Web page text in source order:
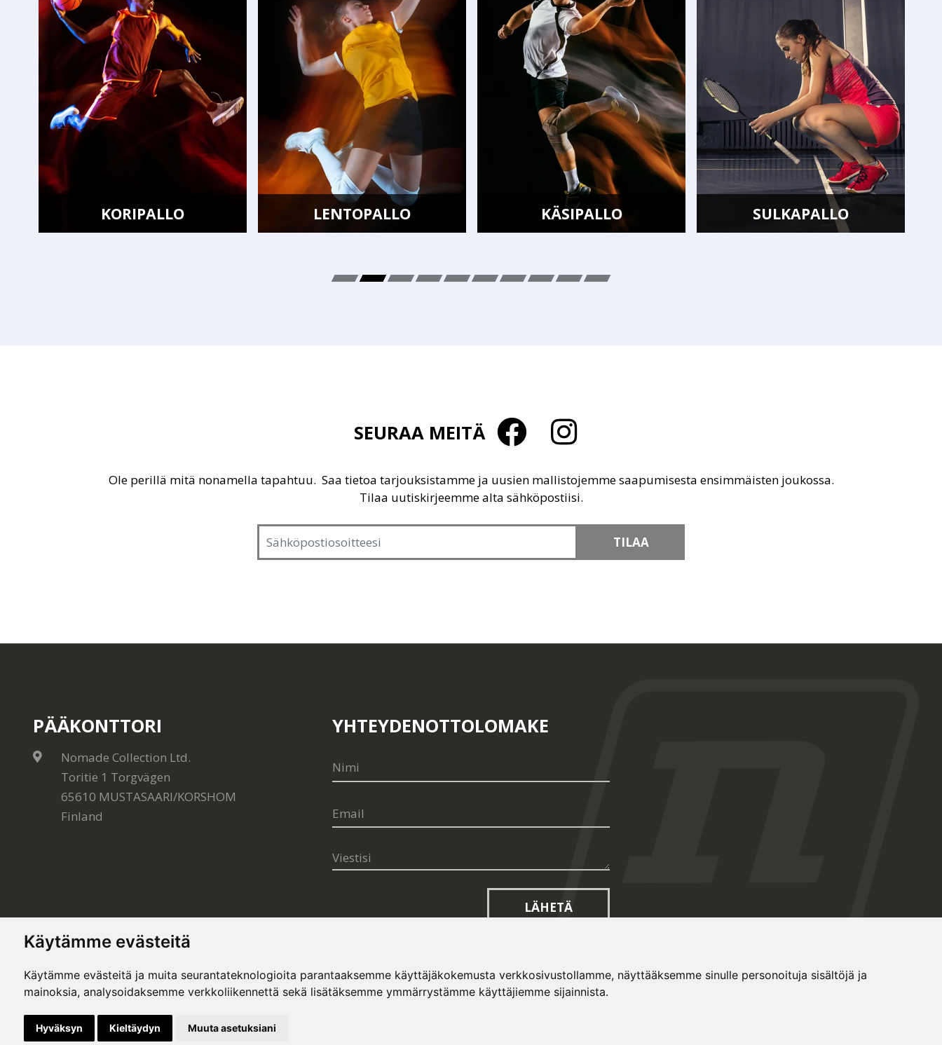
Käytämme evästeitä
Käytämme evästeitä ja muita seurantateknologioita parantaaksemme käyttäjäkokemusta verkkosivustollamme, näyttääksemme sinulle personoituja sisältöjä ja
mainoksia, analysoidaksemme verkkoliikennettä sekä lisätäksemme ymmärrystämme käyttäjiemme sijainnista.
Hyväksyn Kieltäydyn Muuta asetuksiani
KORIPALLO LENTOPALLO KÄSIPALLO SULKAPALLO
SEURAA MEITÄ
Ole perillä mitä nonamella tapahtuu. Saa tietoa tarjouksistamme ja uusien mallistojemme saapumisesta ensimmäisten joukossa.
Tilaa uutiskirjeemme alta sähköpostiisi.
TILAA
PÄÄKONTTORI
Nomade Collection Ltd.
Toritie 1 Torgvägen
65610 MUSTASAARI/KORSHOM
Finland
YHTEYDENOTTOLOMAKE
LÄHETÄ
This site is protected by Google reCAPTCHA and the GooglePrivacy Policy